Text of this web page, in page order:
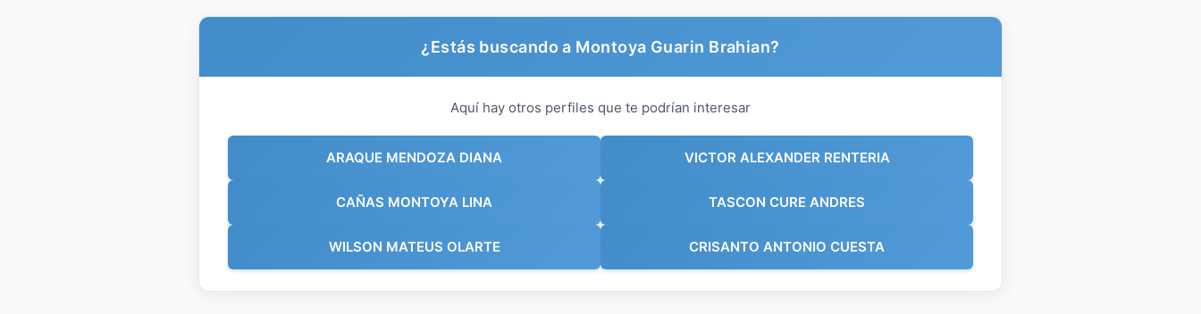
¿Estás buscando a Montoya Guarin Brahian?
Aquí hay otros perfiles que te podrían interesar
ARAQUE MENDOZA DIANA
CAÑAS MONTOYA LINA
WILSON MATEUS OLARTE
VICTOR ALEXANDER RENTERIA
TASCON CURE ANDRES
CRISANTO ANTONIO CUESTA